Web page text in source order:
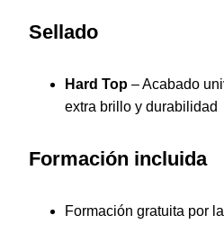
Sellado
Hard Top – Acabado
extra brillo y durabilidad
Formación incluida
Formación gratuita por